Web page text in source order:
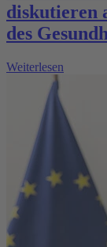
diskutieren
des
Weiterlesen